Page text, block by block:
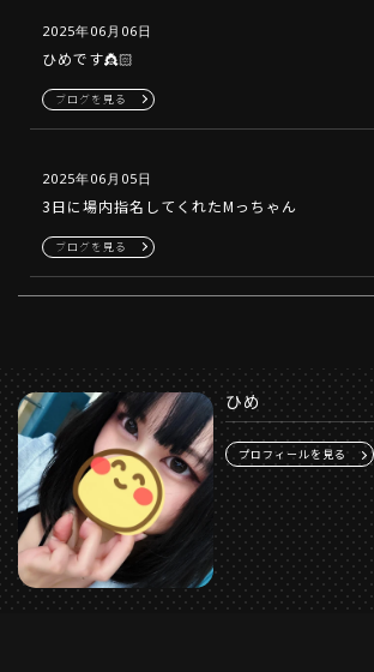
2025年06月06日
ひめです👸🏻
ブログを見る
2025年06月05日
3日に場内指名してくれたMっちゃん
ブログを見る
ひめ
プロフィールを見る